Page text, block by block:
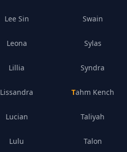
Lee Sin
Leona
Lillia
Lissandra
Lucian
Lulu
Swain
Sylas
Syndra
Tahm Kench
Taliyah
Talon